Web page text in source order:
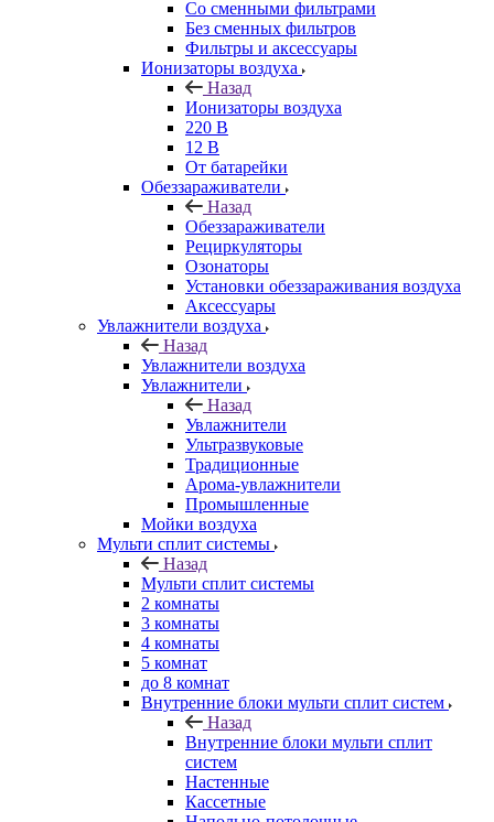
Cо сменными фильтрами
Без сменных фильтров
Фильтры и аксессуары
Ионизаторы воздуха
Назад
Ионизаторы воздуха
220 В
12 В
От батарейки
Обеззараживатели
Назад
Обеззараживатели
Рециркуляторы
Озонаторы
Установки обеззараживания воздуха
Аксессуары
Увлажнители воздуха
Назад
Увлажнители воздуха
Увлажнители
Назад
Увлажнители
Ультразвуковые
Традиционные
Арома-увлажнители
Промышленные
Мойки воздуха
Мульти сплит системы
Назад
Мульти сплит системы
2 комнаты
3 комнаты
4 комнаты
5 комнат
до 8 комнат
Внутренние блоки мульти сплит систем
Назад
Внутренние блоки мульти сплит
систем
Настенные
Кассетные